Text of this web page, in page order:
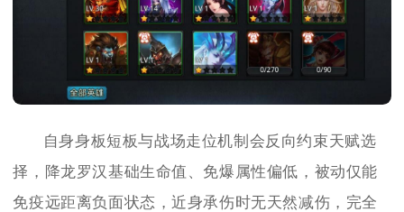
自身身板短板与战场走位机制会反向约束天赋选
择，降龙罗汉基础生命值、免爆属性偏低，被动仅能
免疫远距离负面状态，近身承伤时无天然减伤，完全